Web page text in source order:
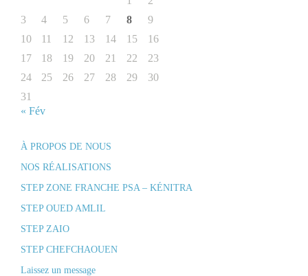
3
4 5 6 7 8
9
10
11 12 13 14 15
16
17
18 19 20 21 22
23
24
25 26 27 28 29
30
31
« Fév
À PROPOS DE NOUS
NOS RÉALISATIONS
STEP ZONE FRANCHE PSA – KÉNITRA
STEP OUED AMLIL
STEP ZAIO
STEP CHEFCHAOUEN
Laissez un message